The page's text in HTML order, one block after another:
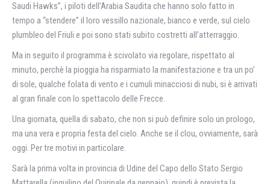
Saudi Hawks”, i piloti dell’Arabia Saudita che hanno solo fatto in
tempo a “stendere” il loro vessillo nazionale, bianco e verde, sul cielo
plumbleo del Friuli e poi sono stati subito costretti all’atterraggio.
Ma in seguito il programma è scivolato via regolare, rispettato al
minuto, perchè la pioggia ha risparmiato la manifestazione e tra un po’
di sole, qualche folata di vento e i cumuli minacciosi di nubi, si è arrivati
al gran finale con lo spettacolo delle Frecce.
Una giornata, quella di sabato, che non si può definire solo un prologo,
ma una vera e propria festa del cielo. Anche se il clou, ovviamente, sarà
oggi. Per tre motivi in particolare.
Sarà la prima volta in provincia di Udine del Capo dello Stato Sergio